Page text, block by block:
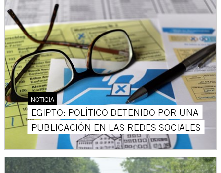
NOTICIA
EGIPTO: POLÍTICO DETENIDO POR UNA
PUBLICACIÓN EN LAS REDES SOCIALES